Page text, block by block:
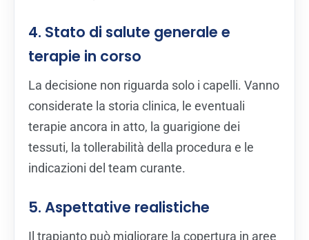
4. Stato di salute generale e
terapie in corso
La decisione non riguarda solo i capelli. Vanno
considerate la storia clinica, le eventuali
terapie ancora in atto, la guarigione dei
tessuti, la tollerabilità della procedura e le
indicazioni del team curante.
5. Aspettative realistiche
Il trapianto può migliorare la copertura in aree